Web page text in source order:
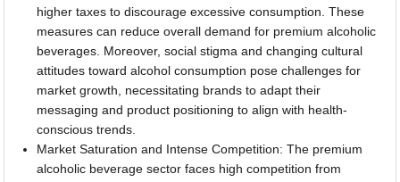
higher taxes to discourage excessive consumption. These
measures can reduce overall demand for premium alcoholic
beverages. Moreover, social stigma and changing cultural
attitudes toward alcohol consumption pose challenges for
market growth, necessitating brands to adapt their
messaging and product positioning to align with health-
conscious trends.
Market Saturation and Intense Competition: The premium
alcoholic beverage sector faces high competition from